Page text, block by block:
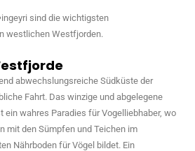
sind die wichtigsten
westlichen Westfjorden.
abwechslungsreiche Südküste der
Fahrt. Das winzige und abgelegene
ein wahres Paradies für Vogelliebhaber, wo
mit den Sümpfen und Teichen im
Nährboden für Vögel bildet. Ein